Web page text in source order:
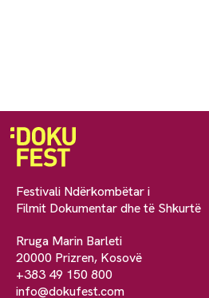
Festivali Ndërkombëtar i
Filmit Dokumentar dhe të Shkurtë
Rruga Marin Barleti
20000 Prizren, Kosovë
+383 49 150 800
info@dokufest.com